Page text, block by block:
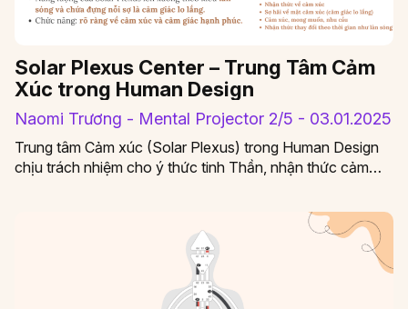
Solar Plexus Center – Trung Tâm Cảm
Xúc trong Human Design
Naomi Trương - Mental Projector 2/5 - 03.01.2025
Trung tâm Cảm xúc (Solar Plexus) trong Human Design
chịu trách nhiệm cho ý thức tinh Thần, nhận thức cảm…